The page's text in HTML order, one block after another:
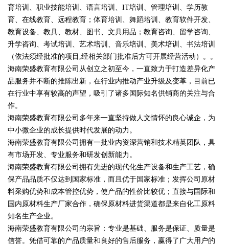
育培训、职业技能培训、语言培训、IT培训、管理培训、学历教
育、在线教育、远程教育；体育培训、舞蹈培训、教育软件开发、
教育设备、教具、教材、图书、文具用品；教育咨询、留学咨询、
升学咨询、考试培训、艺术培训、音乐培训、美术培训、书法培训
（依法须经批准的项目,经相关部门批准后方可开展经营活动）。。
海南荣盛教育有限公司从创立之初至今，一直致力于打造差异化产
品服务并不断的推陈出新，在行业内推动产业升级及变革，目前已
在行业中享有较高的声望，吸引了诸多国际知名供销商的关注与合
作。
海南荣盛教育有限公司多年来一直坚持做人文情怀的良心诚企，为
中小微企业的成长提供时代发展的动力。
海南荣盛教育有限公司拥有一批业内资深营销和技术精英团队，具
有市场开发、专业服务和研发创新能力。
海南荣盛教育有限公司拥有先进的现代化生产设备和生产工艺，确
保产品品质不仅达到国家标准，而且优于国家标准；发挥公司原材
料采购优势和成本管控优势，使产品的性价比较优；直接与国际和
国内原材料生产厂家合作，确保原材料进货渠道都是来自化工原料
知名生产企业。
海南荣盛教育有限公司的宗旨：专业是基础、服务是保证、质量是
信誉。凭借可靠的产品质量和良好的售后服务，赢得了广大用户的